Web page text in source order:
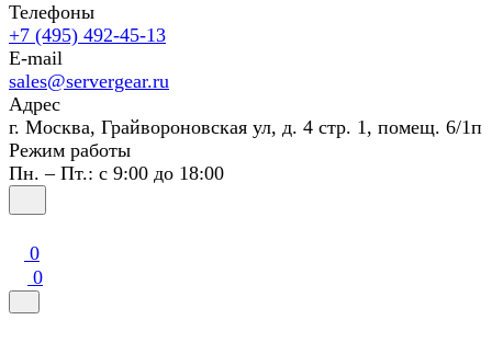
Телефоны
+7 (495) 492-45-13
E-mail
sales@servergear.ru
Адрес
г. Москва, Грайвороновская ул, д. 4 стр. 1, помещ. 6/1п
Режим работы
Пн. – Пт.: с 9:00 до 18:00
0
0